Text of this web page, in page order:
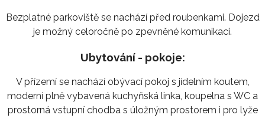
Bezplatné parkoviště se nachází před roubenkami. Dojezd
je možný celoročně po zpevněné komunikaci.
Ubytování - pokoje:
V přízemí se nachází obývací pokoj s jídelním koutem,
moderní plně vybavená kuchyňská linka, koupelna s WC a
prostorná vstupní chodba s úložným prostorem i pro lyže